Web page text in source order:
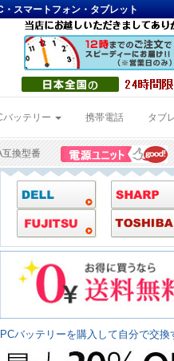
スマートフォン・タブレット
バッテリー 携帯電話 タブ
換型番
PCバッテリーを購入して自分で交換